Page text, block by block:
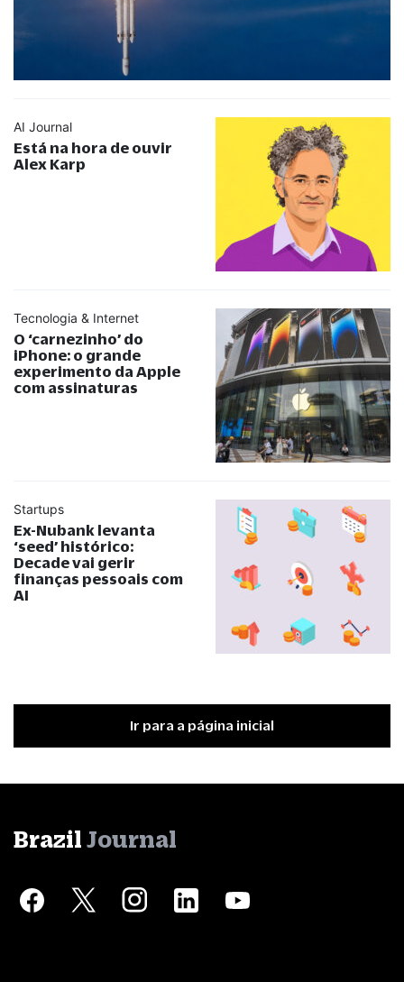
AI Journal
Está na hora de ouvir
Alex Karp
Tecnologia & Internet
O ‘carnezinho’ do
iPhone: o grande
experimento da Apple
com assinaturas
Startups
Ex-Nubank levanta
‘seed’ histórico:
Decade vai gerir
finanças pessoais com
AI
Ir para a página inicial
Brazil Journal